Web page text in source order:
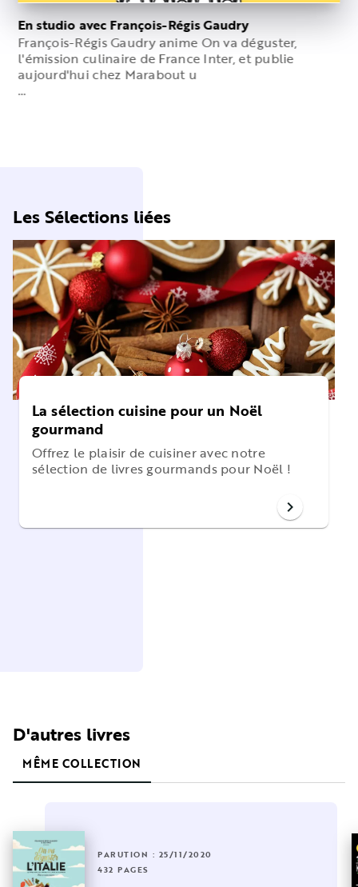
En studio avec François-Régis Gaudry
François-Régis Gaudry anime On va déguster,
l'émission culinaire de France Inter, et publie
aujourd'hui chez Marabout u
…
Les Sélections liées
La sélection cuisine pour un Noël
gourmand
Offrez le plaisir de cuisiner avec notre
sélection de livres gourmands pour Noël !
chevron_right
D'autres livres
MÊME COLLECTION
PARUTION : 25/11/2020
432 PAGES